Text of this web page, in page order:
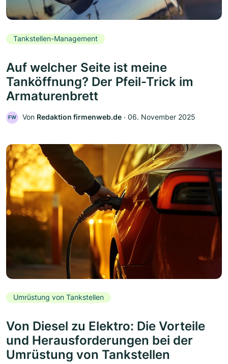
Tankstellen-Management
Auf welcher Seite ist meine
Tanköffnung? Der Pfeil-Trick im
Armaturenbrett
FW Von Redaktion firmenweb.de ‧ 06. November 2025
Umrüstung von Tankstellen
Von Diesel zu Elektro: Die Vorteile
und Herausforderungen bei der
Umrüstung von Tankstellen